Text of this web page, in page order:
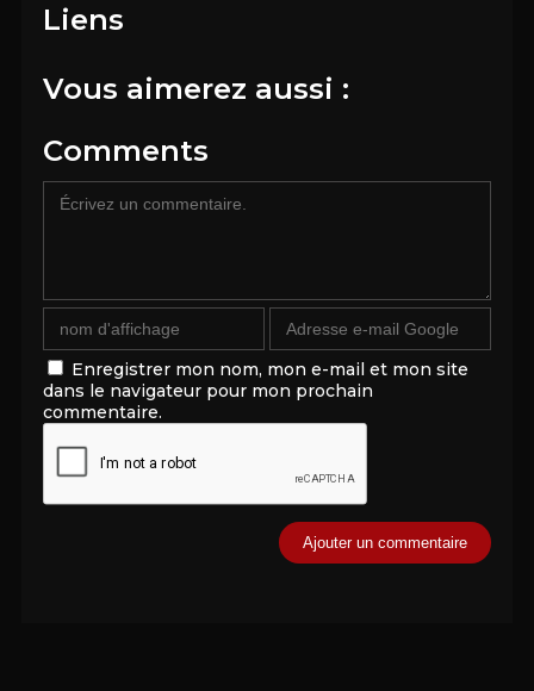
Liens
Vous aimerez aussi :
Comments
Enregistrer mon nom, mon e-mail et mon site
dans le navigateur pour mon prochain
commentaire.